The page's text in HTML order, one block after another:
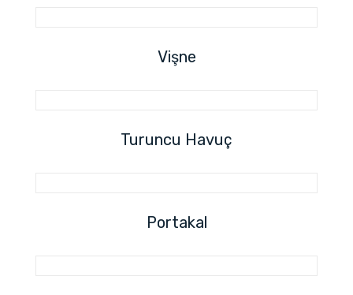
Vişne
Turuncu Havuç
Portakal